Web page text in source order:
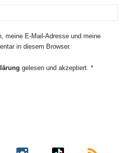
meine E-Mail-Adresse und meine
in diesem Browser.
gelesen und akzeptiert. *